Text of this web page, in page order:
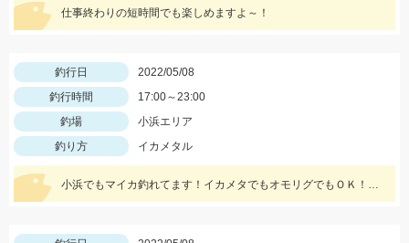
仕事終わりの短時間でも楽しめますよ～！
釣行日
2022/05/08
釣行時間
17:00～23:00
釣場
小浜エリア
釣り方
イカメタル
小浜でもマイカ釣れてます！イカメタでもオモリグでもＯＫ！２０号前後用意していきましょう